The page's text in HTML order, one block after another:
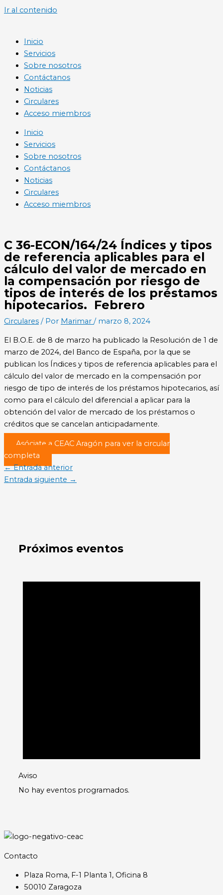
Ir al contenido
Inicio
Servicios
Sobre nosotros
Contáctanos
Noticias
Circulares
Acceso miembros
Inicio
Servicios
Sobre nosotros
Contáctanos
Noticias
Circulares
Acceso miembros
C 36-ECON/164/24 Índices y tipos
de referencia aplicables para el
cálculo del valor de mercado en
la compensación por riesgo de
tipos de interés de los préstamos
hipotecarios. Febrero
Circulares / Por Marimar / marzo 8, 2024
El B.O.E. de 8 de marzo ha publicado la Resolución de 1 de
marzo de 2024, del Banco de España, por la que se
publican los Índices y tipos de referencia aplicables para el
cálculo del valor de mercado en la compensación por
riesgo de tipo de interés de los préstamos hipotecarios, así
como para el cálculo del diferencial a aplicar para la
obtención del valor de mercado de los préstamos o
créditos que se cancelan anticipadamente.
Asóciate a CEAC Aragón para ver la circular
completa
←Entrada anterior
Entrada siguiente →
Próximos eventos
Aviso
No hay eventos programados.
Contacto
Plaza Roma, F-1 Planta 1, Oficina 8
50010 Zaragoza